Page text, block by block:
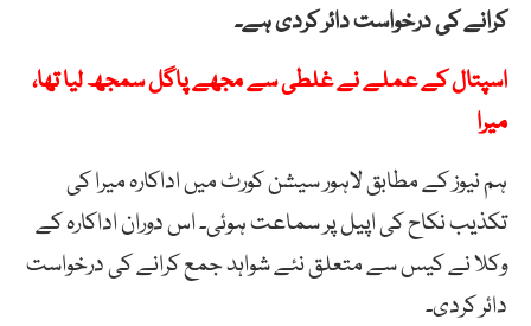
کرانے کی درخواست دائر کردی ہے۔
اسپتال کے عملے نے غلطی سے مجھے پاگل سمجھ لیا تھا،
میرا
ہم نیوز کے مطابق لاہور سیشن کورٹ میں اداکارہ میرا کی
تکذیب نکاح کی اپیل پر سماعت ہوئی۔ اس دوران اداکارہ کے
وکلا نے کیس سے متعلق نئے شواہد جمع کرانے کی درخواست
دائر کردی۔